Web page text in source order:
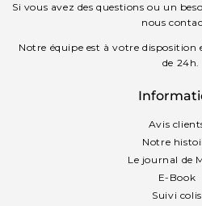
Si vous avez des questions ou un
nous
Notre équipe est à votre disposition
de 24h.
Avis
Notre
Le journal de
E-Book
Suivi colis